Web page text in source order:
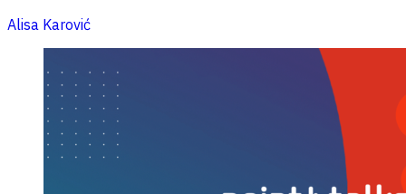
Alisa Karović